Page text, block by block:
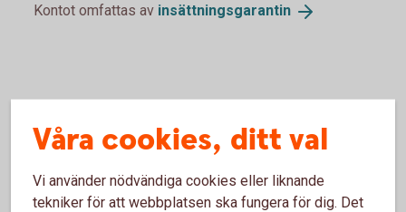
Kontot omfattas av insättningsgarantin
Fasträntekonto för företag - mer
information
Så här fungerar fasträntekonto
Våra cookies, ditt val
Vi använder nödvändiga cookies eller liknande
tekniker för att webbplatsen ska fungera för dig. Det